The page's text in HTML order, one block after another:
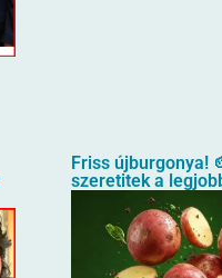
Friss újburgonya!
szeretitek a